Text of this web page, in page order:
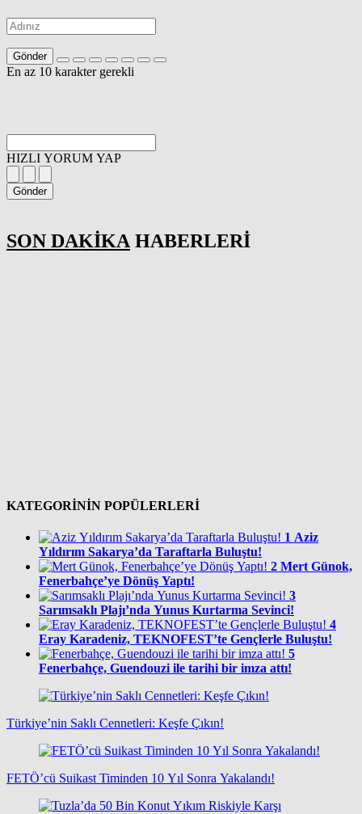
Gönder
En az 10 karakter gerekli
HIZLI YORUM YAP
Gönder
SON DAKİKA HABERLERİ
KATEGORİNİN POPÜLERLERİ
1 Aziz
Yıldırım Sakarya’da Taraftarla Buluştu!
2 Mert Günok,
Fenerbahçe’ye Dönüş Yaptı!
3
Sarımsaklı Plajı’nda Yunus Kurtarma Sevinci!
4
Eray Karadeniz, TEKNOFEST’te Gençlerle Buluştu!
5
Fenerbahçe, Guendouzi ile tarihi bir imza attı!
Türkiye’nin Saklı Cennetleri: Keşfe Çıkın!
FETÖ’cü Suikast Timinden 10 Yıl Sonra Yakalandı!